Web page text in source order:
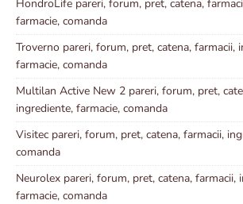
HondroLife pareri, forum, pret, catena,
farmacie, comanda
Troverno pareri, forum, pret, catena, farmacii,
farmacie, comanda
Multilan Active New 2 pareri, forum, pret,
ingrediente, farmacie, comanda
Visitec pareri, forum, pret, catena, farmacii,
comanda
Neurolex pareri, forum, pret, catena, farmacii,
farmacie, comanda